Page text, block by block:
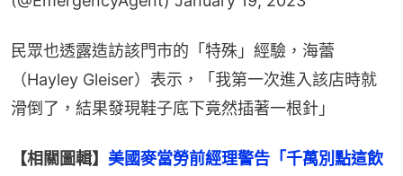
民眾也透露造訪該門市的「特殊」經驗，海蕾
（Hayley Gleiser）表示，「我第一次進入該店時就
滑倒了，結果發現鞋子底下竟然插著一根針」
【相關圖輯】 美國麥當勞前經理警告「千萬別點這飲